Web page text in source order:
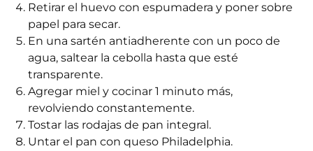
Retirar el huevo con espumadera y poner sobre
papel para secar.
En una sartén antiadherente con un poco de
agua, saltear la cebolla hasta que esté
transparente.
Agregar miel y cocinar 1 minuto más,
revolviendo constantemente.
Tostar las rodajas de pan integral.
Untar el pan con queso Philadelphia.